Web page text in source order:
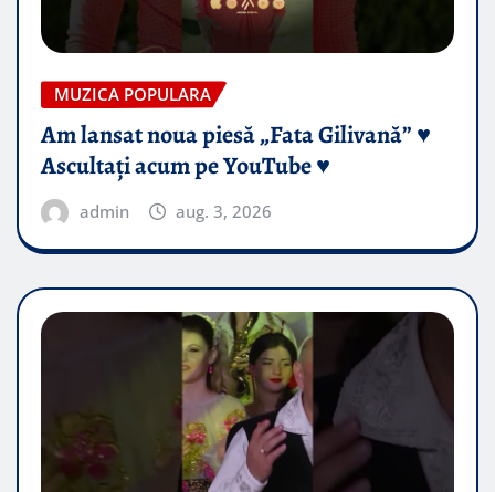
MUZICA POPULARA
Am lansat noua piesă „Fata Gilivană” ♥️
Ascultați acum pe YouTube ♥️
admin aug. 3, 2026